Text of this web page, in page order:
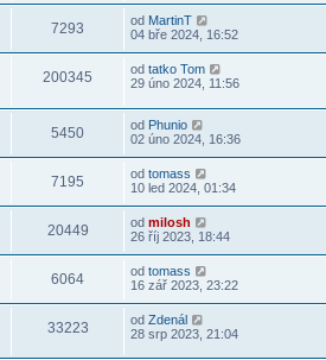
7293 od MartinT
04 bře 2024, 16:52
200345 od tatko Tom
29 úno 2024, 11:56
5450 od Phunio
02 úno 2024, 16:36
7195 od tomass
10 led 2024, 01:34
20449 od milosh
26 říj 2023, 18:44
6064 od tomass
16 zář 2023, 23:22
33223 od Zdenál
28 srp 2023, 21:04